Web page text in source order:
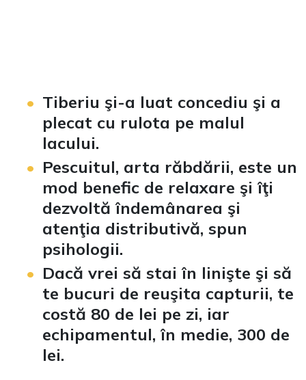
Tiberiu şi-a luat concediu şi a
plecat cu rulota pe malul
lacului.
Pescuitul, arta răbdării, este un
mod benefic de relaxare şi îţi
dezvoltă îndemânarea şi
atenţia distributivă, spun
psihologii.
Dacă vrei să stai în linişte şi să
te bucuri de reuşita capturii, te
costă 80 de lei pe zi, iar
echipamentul, în medie, 300 de
lei.